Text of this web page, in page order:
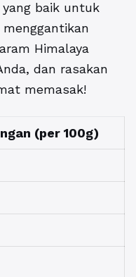
baik untuk
Himalaya
dan rasakan
memasak!
(per 100g)